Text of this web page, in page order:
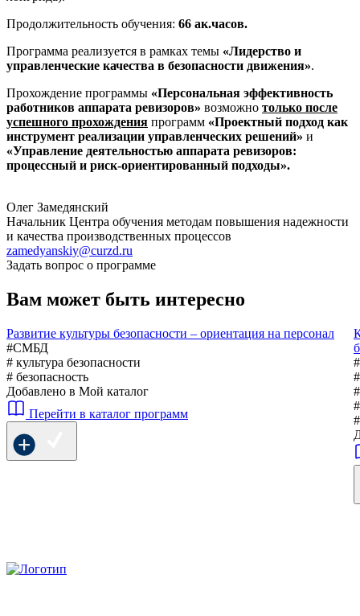
Продолжительность обучения: 66 ак.часов.
Программа реализуется в рамках темы «Лидерство и
управленческие качества в безопасности движения».
Прохождение программы «Персональная эффективность
работников аппарата ревизоров» возможно только после
успешного прохождения программ «Проектный подход как
инструмент реализации управленческих решений» и
«Управление деятельностью аппарата ревизоров:
процессный и риск-ориентированный подходы».
Олег Замедянский
Начальник Центра обучения методам повышения надежности
и качества производственных процессов
zamedyanskiy@curzd.ru
Задать вопрос о программе
Вам может быть интересно
Развитие культуры безопасности – ориентация на персонал
#СМБД
# культура безопасности
# безопасность
Добавлено в Мой каталог
Перейти в каталог программ